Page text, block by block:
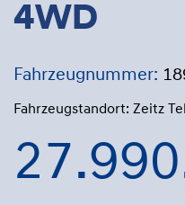
4WD
Fahrzeugnummer:
Fahrzeugstandort: Zeitz